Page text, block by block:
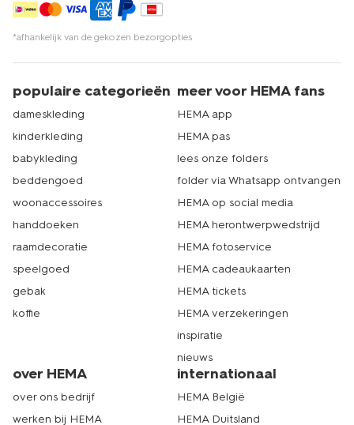
*afhankelijk van de gekozen bezorgopties
populaire categorieën
dameskleding
kinderkleding
babykleding
beddengoed
woonaccessoires
handdoeken
raamdecoratie
speelgoed
gebak
koffie
meer voor HEMA fans
HEMA app
HEMA pas
lees onze folders
folder via Whatsapp ontvangen
HEMA op social media
HEMA herontwerpwedstrijd
HEMA fotoservice
HEMA cadeaukaarten
HEMA tickets
HEMA verzekeringen
inspiratie
nieuws
over HEMA
over ons bedrijf
werken bij HEMA
internationaal
HEMA België
HEMA Duitsland